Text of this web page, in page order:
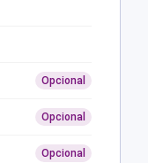
Opcional
Opcional
Opcional